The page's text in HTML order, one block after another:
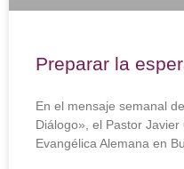
Preparar la
En el mensaje semanal
Diálogo», el Pastor
Evangélica Alemana en